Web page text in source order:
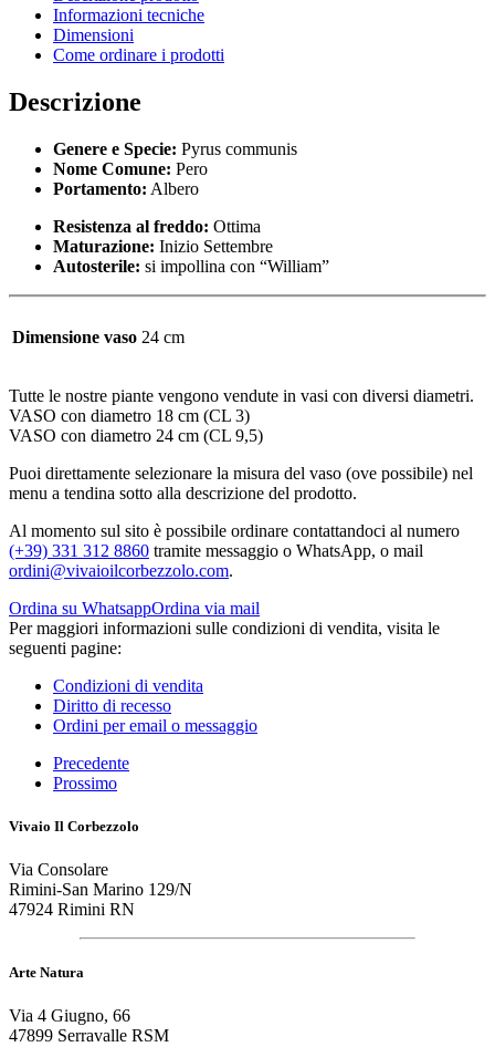
Informazioni tecniche
Dimensioni
Come ordinare i prodotti
Descrizione
Genere e Specie: Pyrus communis
Nome Comune: Pero
Portamento: Albero
Resistenza al freddo: Ottima
Maturazione: Inizio Settembre
Autosterile: si impollina con “William”
Dimensione vaso 24 cm
Tutte le nostre piante vengono vendute in vasi con diversi diametri.
VASO con diametro 18 cm (CL 3)
VASO con diametro 24 cm (CL 9,5)
Puoi direttamente selezionare la misura del vaso (ove possibile) nel
menu a tendina sotto alla descrizione del prodotto.
Al momento sul sito è possibile ordinare contattandoci al numero
(+39) 331 312 8860 tramite messaggio o WhatsApp, o mail
ordini@vivaioilcorbezzolo.com.
Ordina su WhatsappOrdina via mail
Per maggiori informazioni sulle condizioni di vendita, visita le
seguenti pagine:
Condizioni di vendita
Diritto di recesso
Ordini per email o messaggio
Precedente
Prossimo
Vivaio Il Corbezzolo
Via Consolare
Rimini-San Marino 129/N
47924 Rimini RN
Arte Natura
Via 4 Giugno, 66
47899 Serravalle RSM